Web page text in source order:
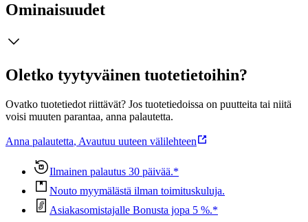
Ominaisuudet
Oletko tyytyväinen tuotetietoihin?
Ovatko tuotetiedot riittävät? Jos tuotetiedoissa on puutteita tai niitä
voisi muuten parantaa, anna palautetta.
Anna palautetta, Avautuu uuteen välilehteen
Ilmainen palautus 30 päivää.*
Nouto myymälästä ilman toimituskuluja.
Asiakasomistajalle Bonusta jopa 5 %.*